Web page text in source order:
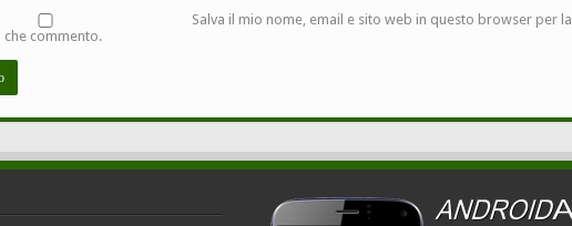
Salva il mio nome, email e sito web in questo browser per la
commento.